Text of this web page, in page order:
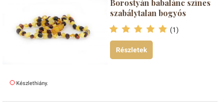
Borostyán babalánc színes
szabálytalan bogyós
(1)
Részletek
Készlethiány.